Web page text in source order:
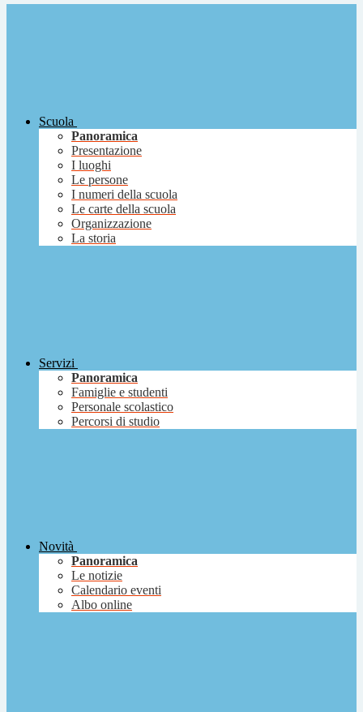
Scuola
Panoramica
Presentazione
I luoghi
Le persone
I numeri della scuola
Le carte della scuola
Organizzazione
La storia
Servizi
Panoramica
Famiglie e studenti
Personale scolastico
Percorsi di studio
Novità
Panoramica
Le notizie
Calendario eventi
Albo online